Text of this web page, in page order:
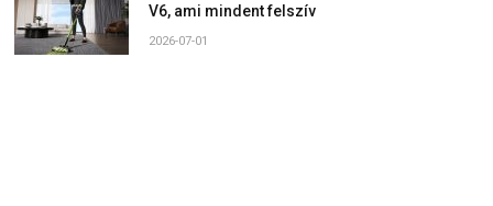
V6, ami mindent felszív
2026-07-01